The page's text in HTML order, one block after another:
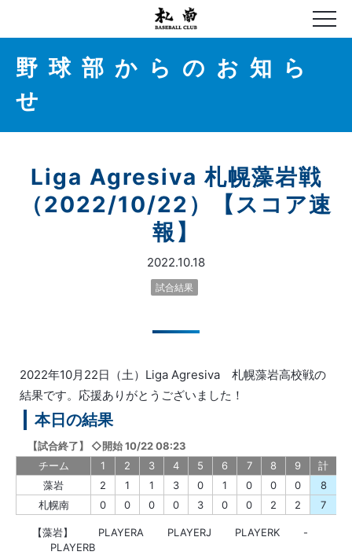
野球部からのお知ら
せ
Liga Agresiva 札幌藻岩戦
（2022/10/22）【スコア速
報】
2022.10.18
試合結果
2022年10月22日（土）Liga Agresiva 札幌藻岩高校戦の
結果です。応援ありがとうございました！
本日の結果
【試合終了】
◇開始 10/22 08:23
チーム
1 2 3 4 5 6 7 8 9
計
藻岩
2 1 1 3 0 1 0 0 0
8
札幌南
0 0 0 0 3 0 0 2 2 7
【藻岩】 PLAYERA PLAYERJ PLAYERK
-
PLAYERB